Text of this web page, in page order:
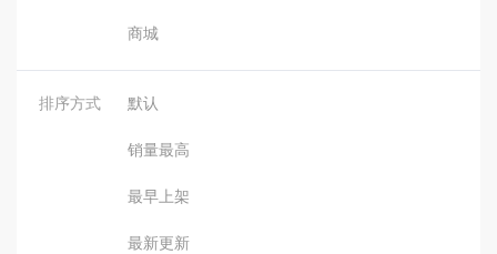
商城
排序方式 默认
销量最高
最早上架
最新更新